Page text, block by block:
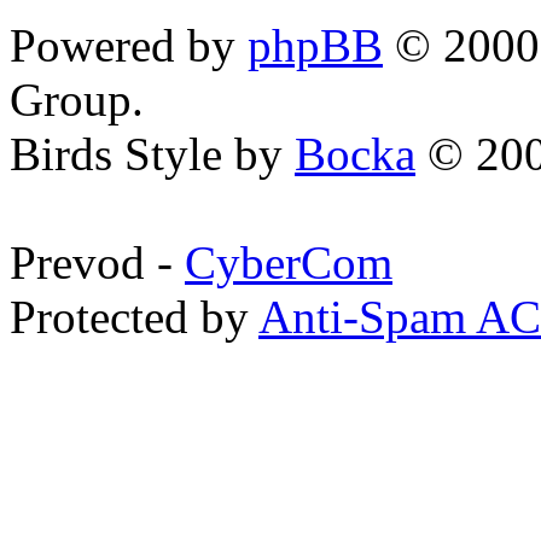
Powered by phpBB ©
Group.
Birds Style by Bocka ©
Prevod - CyberCom
Protected by Anti-Spam